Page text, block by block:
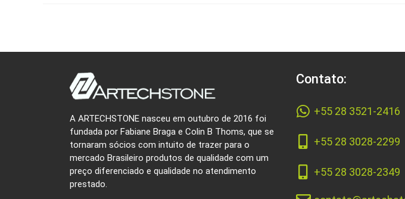
A ARTECHSTONE nasceu em outubro de 2016 foi
fundada por Fabiane Braga e Colin B Thoms, que se
tornaram sócios com intuito de trazer para o
mercado Brasileiro produtos de qualidade com um
preço diferenciado e qualidade no atendimento
prestado.
Contato:
+55 28 3521-2416
+55 28 3028-2299
+55 28 3028-2349